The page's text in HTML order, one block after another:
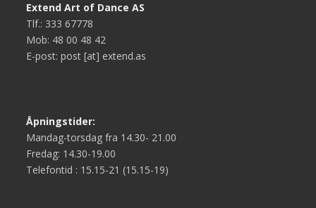
Extend Art of Dance AS
Tlf.: 333 67778
Mob: 48 00 48 42
E-post: post [at] extend.as
Åpningstider:
Mandag-torsdag fra 14.30- 21.00
Fredag: 14.30-19.00
Telefontid : 15.15-21 (15.15-19)